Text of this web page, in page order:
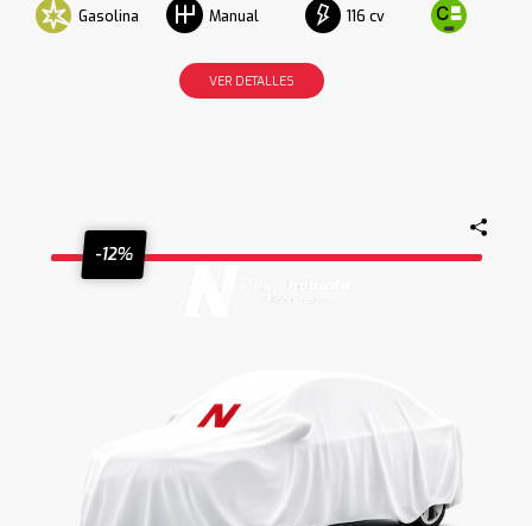
Gasolina Manual 116 cv
VER DETALLES
-12%